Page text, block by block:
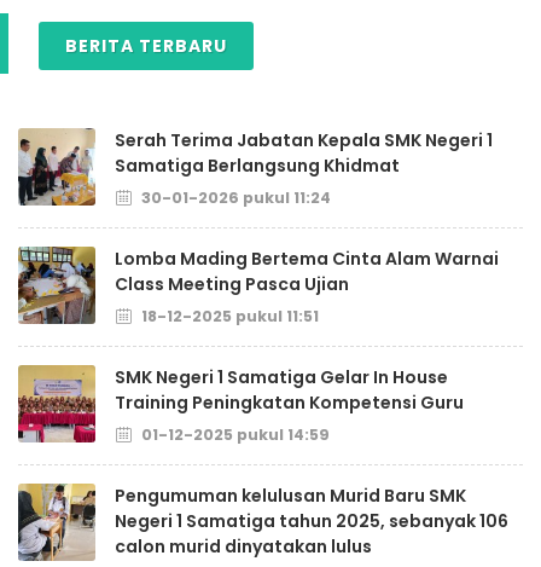
BERITA TERBARU
Serah Terima Jabatan Kepala SMK Negeri 1
Samatiga Berlangsung Khidmat
30-01-2026 pukul 11:24
Lomba Mading Bertema Cinta Alam Warnai
Class Meeting Pasca Ujian
18-12-2025 pukul 11:51
SMK Negeri 1 Samatiga Gelar In House
Training Peningkatan Kompetensi Guru
01-12-2025 pukul 14:59
Pengumuman kelulusan Murid Baru SMK
Negeri 1 Samatiga tahun 2025, sebanyak 106
calon murid dinyatakan lulus